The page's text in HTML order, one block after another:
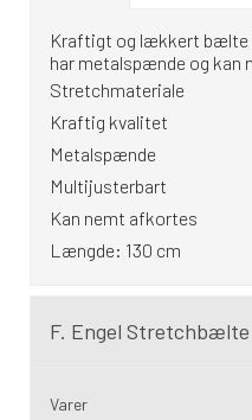
Kraftigt og lækkert
har metalspænde og kan
Stretchmateriale
Kraftig kvalitet
Metalspænde
Multijusterbart
Kan nemt afkortes
Længde: 130 cm
F. Engel Stretchbælte
Varer